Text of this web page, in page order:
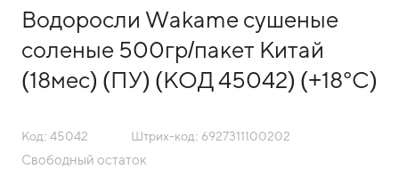
Водоросли Wakame сушеные
соленые 500гр/пакет Китай
(18мес) (ПУ) (КОД 45042) (+18°С)
Код: 45042 Штрих-код: 6927311100202
Свободный остаток